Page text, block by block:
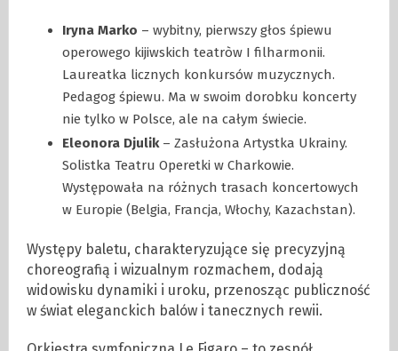
Iryna Marko – wybitny, pierwszy głos śpiewu
operowego kijiwskich teatròw I filharmonii.
Laureatka licznych konkursów muzycznych.
Pedagog śpiewu. Ma w swoim dorobku koncerty
nie tylko w Polsce, ale na całym świecie.
Eleonora Djulik– Zasłużona Artystka Ukrainy.
Solistka Teatru Operetki w Charkowie.
Występowała na różnych trasach koncertowych
w Europie (Belgia, Francja, Włochy, Kazachstan).
Występy baletu, charakteryzujące się precyzyjną
choreografią i wizualnym rozmachem, dodają
widowisku dynamiki i uroku, przenosząc publiczność
w świat eleganckich balów i tanecznych rewii.